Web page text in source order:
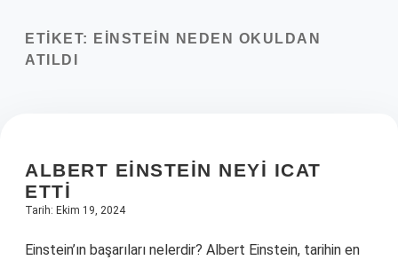
Yasal Uyarı
ETIKET:
EINSTEIN NEDEN OKULDAN
ATILDI
ALBERT EINSTEIN NEYI ICAT
ETTI
Tarih: Ekim 19, 2024
Einstein’ın başarıları nelerdir? Albert Einstein, tarihin en